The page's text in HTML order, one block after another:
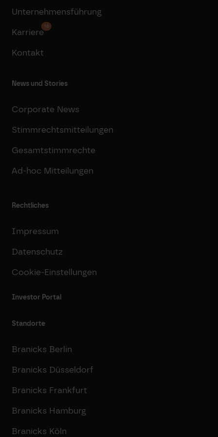
Unternehmensführung
Karriere
16
Kontakt
News und Stories
Corporate News
Stimmrechtsmitteilungen
Gesamtstimmrechte
Ad-hoc Mitteilungen
Rechtliches
Impressum
Datenschutz
Cookie-Einstellungen
Investor Portal
Standorte
Branicks Berlin
Branicks Düsseldorf
Branicks Frankfurt
Branicks Hamburg
Branicks Köln